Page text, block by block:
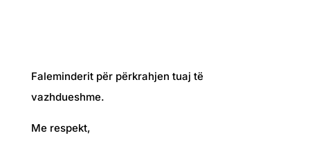
Faleminderit për përkrahjen tuaj të
vazhdueshme.
Me respekt,